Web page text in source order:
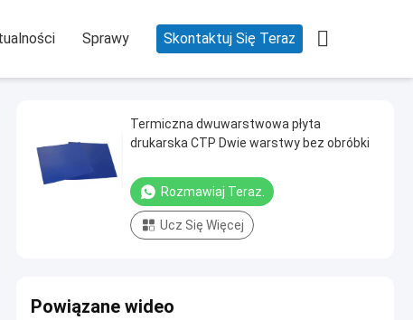
Sprawy Skontaktuj Się Teraz 
Termiczna dwuwarstwowa płyta
drukarska CTP Dwie warstwy bez obróbki
Rozmawiaj Teraz.
Ucz Się Więcej
Powiązane wideo